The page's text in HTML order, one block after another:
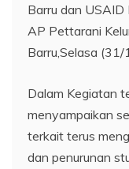
Barru dan USAID
AP Pettarani
Barru,Selasa (31/
Dalam Kegiatan
menyampaikan
terkait terus
dan penurunan